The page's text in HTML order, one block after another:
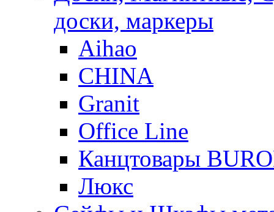
доски, маркеры
Aihao
CHINA
Granit
Office Line
Канцтовары
Люкс